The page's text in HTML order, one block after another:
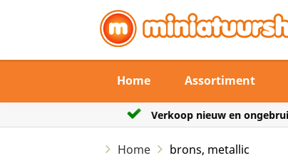
Home Assortiment
De verzendtermijn max 3
Home brons, metallic